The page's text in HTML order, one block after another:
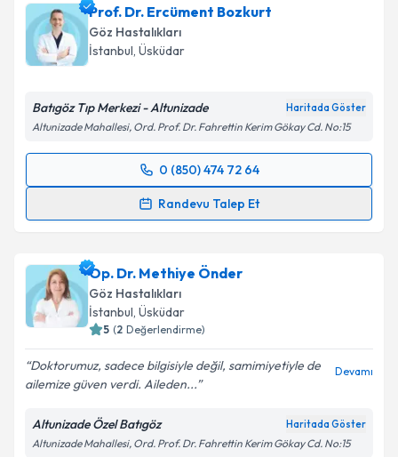
takvim hazırlandığında e-posta ile bilgilendireceğiz.
E-posta Adresiniz
Kişisel verilerimin işlenmesine ilişkinAydınlatma
Metni'ni okudum ve kişisel verilerimin belirtilen
kapsamda işlenmesini kabul ediyorum.
Takvim Talebini Gönder
Prof. Dr. Ercüment Bozkurt
Göz Hastalıkları
İstanbul, Üsküdar
Batıgöz Tıp Merkezi - Altunizade Haritada Göster
Altunizade Mahallesi, Ord. Prof. Dr. Fahrettin Kerim Gökay Cd. No:15
0 (850) 474 72 64
Randevu Talep Et
Randevu Takvimi Talebi
için bir takvim hazırlandığında e-posta ile
bilgilendireceğiz.
E-posta Adresiniz
Kişisel verilerimin işlenmesine ilişkin
Metni 'ni okudum ve kişisel verilerimin belirtilen
kapsamda işlenmesini kabul ediyorum.
Op. Dr. Methiye Önder
Göz Hastalıkları
İstanbul, Üsküdar
5 (2 Değerlendirme)
Doktorumuz, sadece bilgisiyle değil, samimiyetiyle de
ailemize güven verdi. Aileden...
Devamı
Altunizade Özel Batıgöz Haritada Göster
Altunizade Mahallesi, Ord. Prof. Dr. Fahrettin Kerim Gökay Cd. No:15